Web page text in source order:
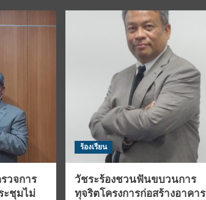
วจการ
ะชุมไม่
ร้องเรียน
วัชระร้องชวนฟันขบวนการ
ทุจริตโครงการก่อสร้างอาคาร